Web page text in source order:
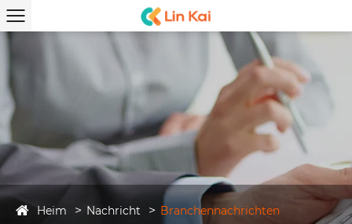
Heim Nachricht Branchennachrichten